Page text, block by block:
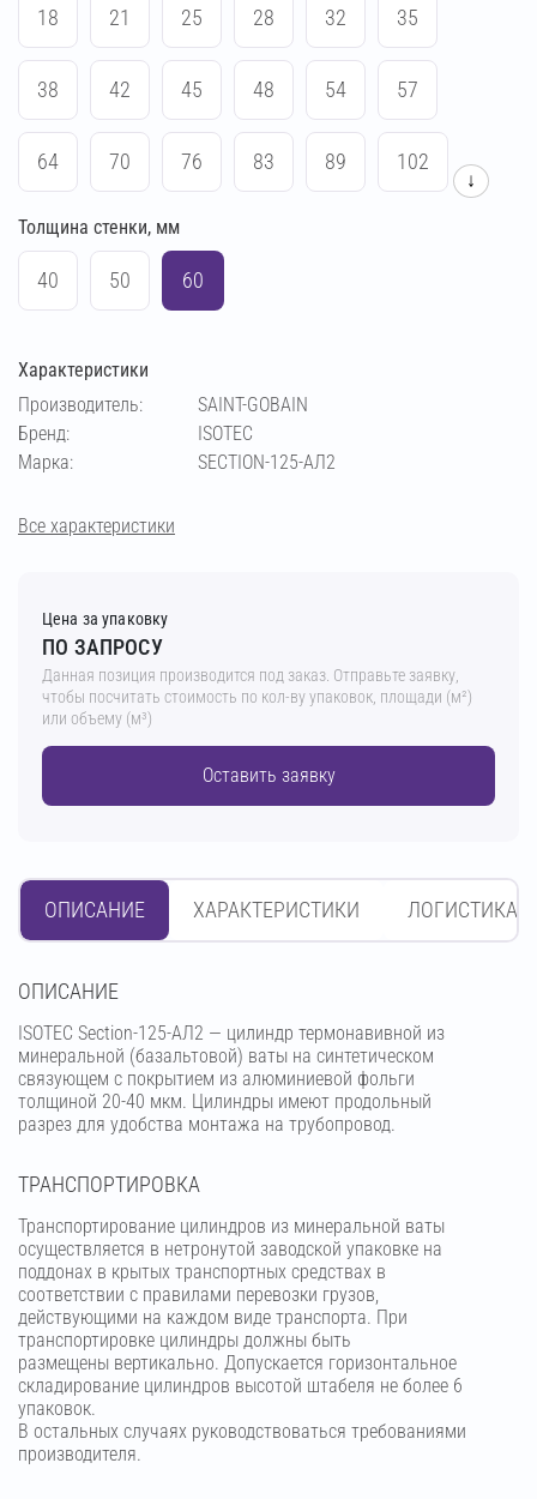
18 21 25 28 32 35
38 42 45 48 54 57
64 70 76 83 89 102
108 114
194 219 273
↓
Толщина стенки, мм
40 50 60
Характеристики
Производитель:
SAINT-GOBAIN
Бренд:
ISOTEC
Марка:
SECTION-125-АЛ2
Все характеристики
Цена за упаковку
ПО ЗАПРОСУ
Данная позиция производится под заказ. Отправьте заявку,
чтобы посчитать стоимость по кол-ву упаковок, площади (м²)
или объему (м³)
Оставить заявку
ОПИСАНИЕ ХАРАКТЕРИСТИКИ ЛОГИСТИКА
OПИСАНИЕ
ISOTEC Section-125-АЛ2 — цилиндр термонавивной из
минеральной (базальтовой) ваты на синтетическом
связующем с покрытием из алюминиевой фольги
толщиной 20-40 мкм. Цилиндры имеют продольный
разрез для удобства монтажа на трубопровод.
ТРАНСПОРТИРОВКА
Транспортирование цилиндров из минеральной ваты
осуществляется в нетронутой заводской упаковке на
поддонах в крытых транспортных средствах в
соответствии с правилами перевозки грузов,
действующими на каждом виде транспорта. При
транспортировке цилиндры должны быть
размещены вертикально. Допускается горизонтальное
складирование цилиндров высотой штабеля не более 6
упаковок.
В остальных случаях руководствоваться требованиями
производителя.